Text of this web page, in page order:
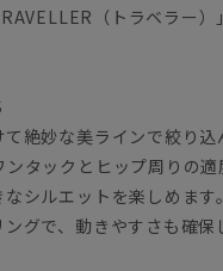
（トラベラー）
て絶妙な美ラインで絞り
タックとヒップ周りの適
シルエットを楽しめます
グで、動きやすさも確保